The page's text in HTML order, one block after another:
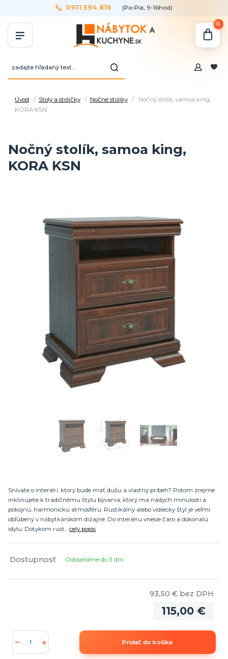
0911 594 816 (Po-Pia, 9-16hod)
0
Úvod Stoly a stoličky Nočné stolíky
Nočný stolík, samoa king,
KORA KSN
Nočný stolík, samoa king,
KORA KSN
Snívate o interiéri, ktorý bude mať dušu a vlastný príbeh? Potom zrejme
inklinujete k tradičnému štýlu bývania, ktorý má nádych minulosti a
pokojnú, harmonickú atmosféru. Rustikálny alebo vidiecky štýl je veľmi
obľúbený v nábytkárskom dizajne. Do interiéru vnesie čaro a dokonalú
idylu. Dotykom rust... celý popis
Dostupnosť Odosielame do 3 dní
115,00 €
93,50 € bez DPH
Pridať do košíka